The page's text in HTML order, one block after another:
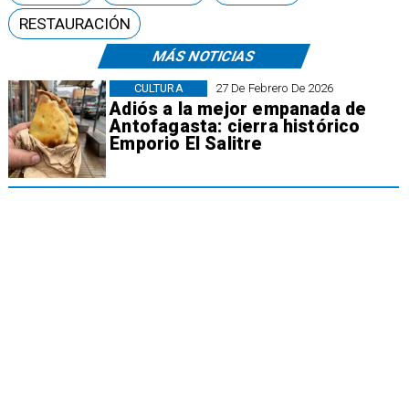
MÁS NOTICIAS
27 De Febrero De 2026
Adiós a la mejor empanada de
Antofagasta: cierra histórico
Emporio El Salitre
CULTURA
RESTAURACIÓN